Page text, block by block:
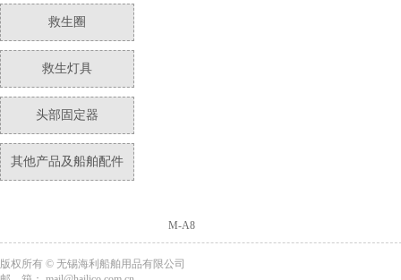
救生圈
救生灯具
头部固定器
其他产品及船舶配件
M-A8
版权所有 © 无锡海利船舶用品有限公司